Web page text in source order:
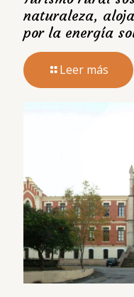
naturaleza,
por la energía
Leer más